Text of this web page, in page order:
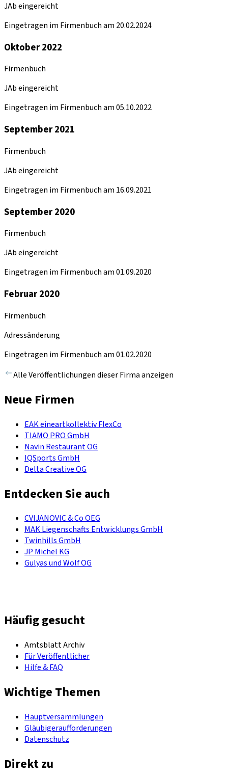
JAb eingereicht
Eingetragen im Firmenbuch am 20.02.2024
Oktober 2022
Firmenbuch
JAb eingereicht
Eingetragen im Firmenbuch am 05.10.2022
September 2021
Firmenbuch
JAb eingereicht
Eingetragen im Firmenbuch am 16.09.2021
September 2020
Firmenbuch
JAb eingereicht
Eingetragen im Firmenbuch am 01.09.2020
Februar 2020
Firmenbuch
Adressänderung
Eingetragen im Firmenbuch am 01.02.2020
Alle Veröffentlichungen dieser Firma anzeigen
Neue Firmen
EAK eineartkollektiv FlexCo
TIAMO PRO GmbH
Navin Restaurant OG
IQSports GmbH
Delta Creative OG
Entdecken Sie auch
CVIJANOVIC & Co OEG
MAK Liegenschafts Entwicklungs GmbH
Twinhills GmbH
JP Michel KG
Gulyas und Wolf OG
Häufig gesucht
Amtsblatt Archiv
Für Veröffentlicher
Hilfe & FAQ
Wichtige Themen
Hauptversammlungen
Gläubigeraufforderungen
Datenschutz
Direkt zu